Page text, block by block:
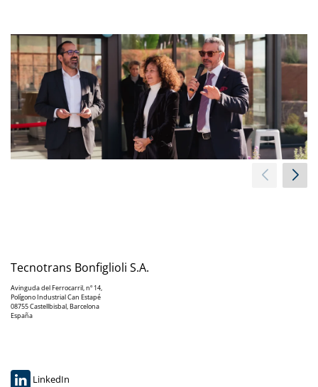
Tecnotrans Bonfiglioli S.A.
Avinguda del Ferrocarril, nº 14,
Polígono Industrial Can Estapé
08755 Castellbisbal, Barcelona
España
LinkedIn